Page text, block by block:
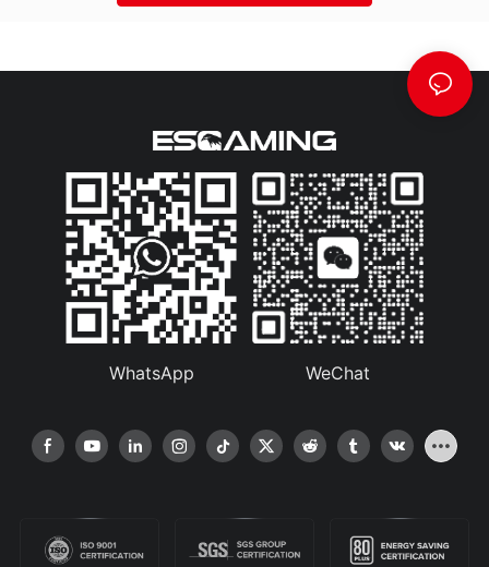
WhatsApp WeChat